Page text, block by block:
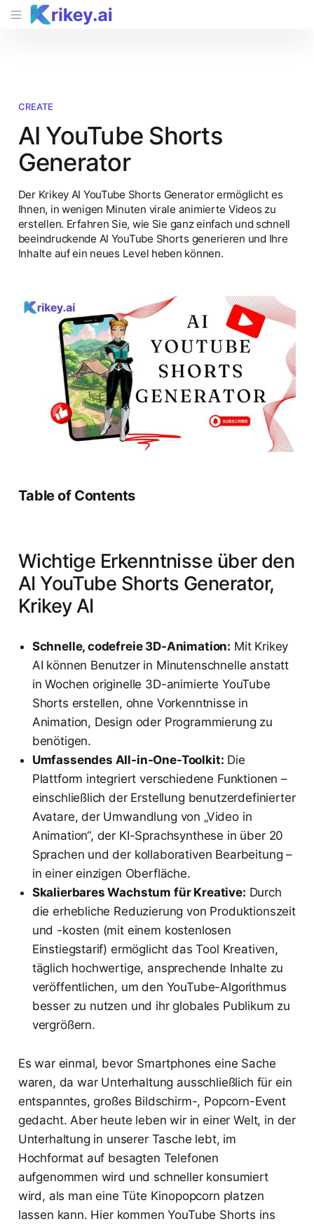
CREATE
AI YouTube Shorts
Generator
Der Krikey AI YouTube Shorts Generator ermöglicht es
Ihnen, in wenigen Minuten virale animierte Videos zu
erstellen. Erfahren Sie, wie Sie ganz einfach und schnell
beeindruckende AI YouTube Shorts generieren und Ihre
Inhalte auf ein neues Level heben können.
Table of Contents
Wichtige Erkenntnisse über den
AI YouTube Shorts Generator,
Krikey AI
Schnelle, codefreie 3D-Animation: Mit Krikey
AI können Benutzer in Minutenschnelle anstatt
in Wochen originelle 3D-animierte YouTube
Shorts erstellen, ohne Vorkenntnisse in
Animation, Design oder Programmierung zu
benötigen.
Umfassendes All-in-One-Toolkit: Die
Plattform integriert verschiedene Funktionen –
einschließlich der Erstellung benutzerdefinierter
Avatare, der Umwandlung von „Video in
Animation“, der KI-Sprachsynthese in über 20
Sprachen und der kollaborativen Bearbeitung –
in einer einzigen Oberfläche.
Skalierbares Wachstum für Kreative: Durch
die erhebliche Reduzierung von Produktionszeit
und -kosten (mit einem kostenlosen
Einstiegstarif) ermöglicht das Tool Kreativen,
täglich hochwertige, ansprechende Inhalte zu
veröffentlichen, um den YouTube-Algorithmus
besser zu nutzen und ihr globales Publikum zu
vergrößern.
Es war einmal, bevor Smartphones eine Sache
waren, da war Unterhaltung ausschließlich für ein
entspanntes, großes Bildschirm-, Popcorn-Event
gedacht. Aber heute leben wir in einer Welt, in der
Unterhaltung in unserer Tasche lebt, im
Hochformat auf besagten Telefonen
aufgenommen wird und schneller konsumiert
wird, als man eine Tüte Kinopopcorn platzen
lassen kann. Hier kommen YouTube Shorts ins